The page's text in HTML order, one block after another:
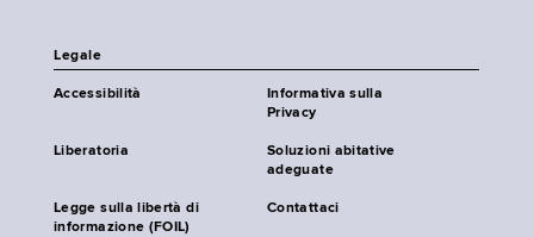
Legale
Accessibilità
Informativa sulla
Privacy
Liberatoria
Soluzioni abitative
adeguate
Legge sulla libertà di
informazione (FOIL)
Contattaci